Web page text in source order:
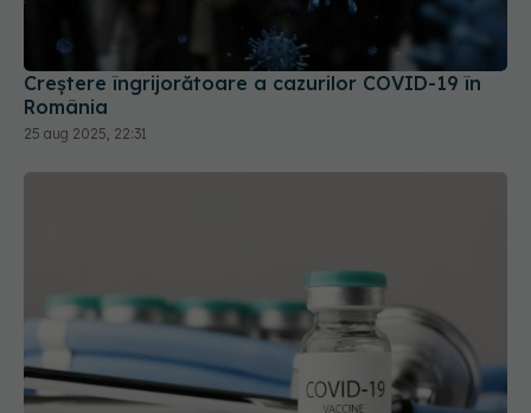
FDA aprobă vaccinul Novavax COVID, dar doar
pentru unii. Cine poate beneficia de el